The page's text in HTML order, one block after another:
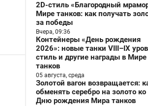
2D-стиль «Благородный
Мире танков: как получать
за победы
Вчера, 09:36
Контейнеры «День рождения
2026»: новые танки VIII–IX
стиль и другие награды в Мире
танков
05 августа, среда
Золотой вагон возвращается:
обменять серебро на золото ко
Дню рождения Мира танков